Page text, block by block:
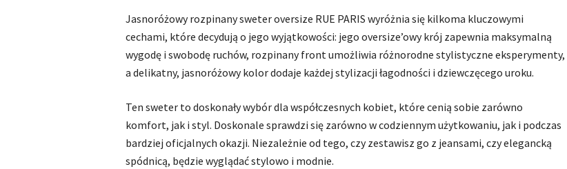
Jasnoróżowy rozpinany sweter oversize RUE PARIS wyróżnia się kilkoma kluczowymi
cechami, które decydują o jego wyjątkowości: jego oversize’owy krój zapewnia maksymalną
wygodę i swobodę ruchów, rozpinany front umożliwia różnorodne stylistyczne eksperymenty,
a delikatny, jasnoróżowy kolor dodaje każdej stylizacji łagodności i dziewczęcego uroku.
Ten sweter to doskonały wybór dla współczesnych kobiet, które cenią sobie zarówno
komfort, jak i styl. Doskonale sprawdzi się zarówno w codziennym użytkowaniu, jak i podczas
bardziej oficjalnych okazji. Niezależnie od tego, czy zestawisz go z jeansami, czy elegancką
spódnicą, będzie wyglądać stylowo i modnie.